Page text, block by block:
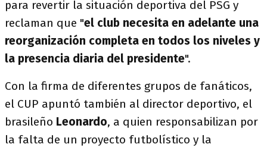
para revertir la situación deportiva del PSG y
reclaman que "el club necesita en adelante una
reorganización completa en todos los niveles y
la presencia diaria del presidente".
Con la firma de diferentes grupos de fanáticos,
el CUP apuntó también al director deportivo, el
brasileño Leonardo, a quien responsabilizan por
la falta de un proyecto futbolístico y la